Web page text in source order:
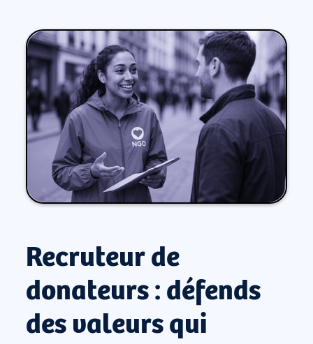
Recruteur de
donateurs : défends
des valeurs qui